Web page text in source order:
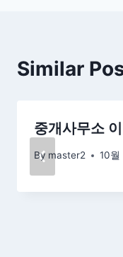
Similar
중개사무소
By master2 10월